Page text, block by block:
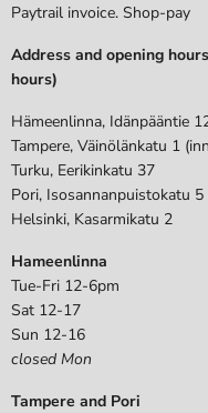
Paytrail invoice. Shop-pay
Address and opening
hours)
Hämeenlinna, Idänpääntie
Tampere, Väinölänkatu 1
Turku, Eerikinkatu 37
Pori, Isosannanpuistokatu 5
Helsinki, Kasarmikatu 2
Hameenlinna
Tue-Fri 12-6pm
Sat 12-17
Sun 12-16
closed Mon
Tampere and Pori